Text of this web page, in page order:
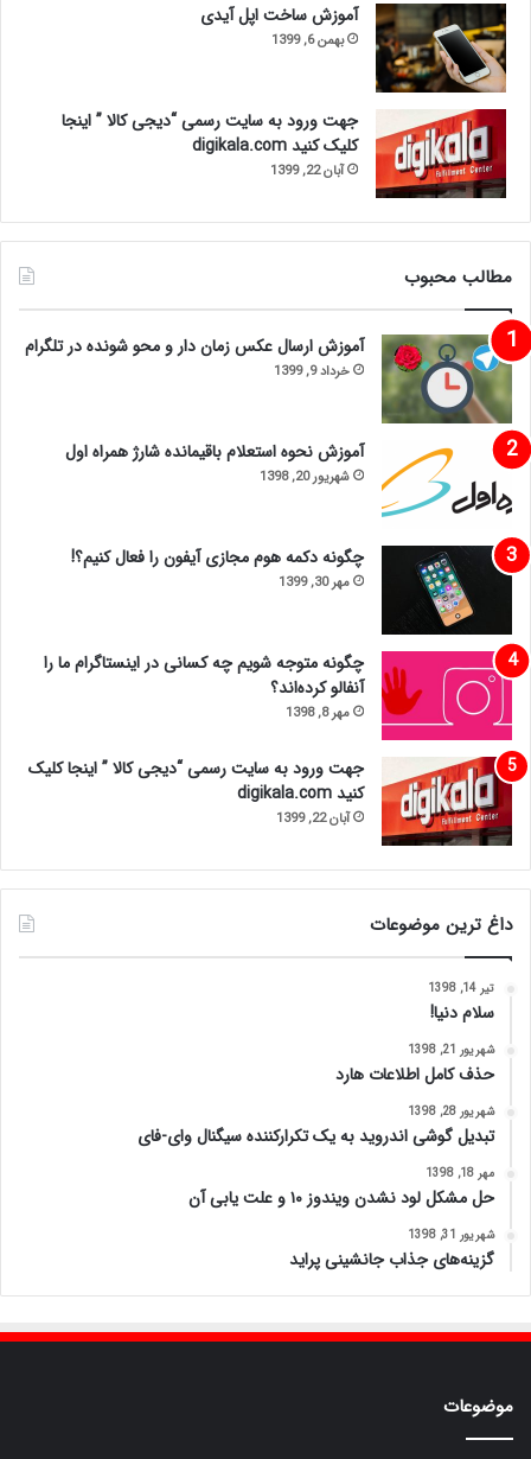
آموزش ساخت اپل آیدی
بهمن 6, 1399
جهت ورود به سایت رسمی “دیجی کالا ” اینجا
کلیک کنید digikala.com
آبان 22, 1399
مطالب محبوب
آموزش ارسال عکس زمان دار و محو شونده در تلگرام
خرداد 9, 1399
آموزش نحوه استعلام باقیمانده شارژ همراه اول
شهریور 20, 1398
چگونه دکمه هوم مجازی آیفون را فعال کنیم؟!
مهر 30, 1399
چگونه متوجه شویم چه کسانی در اینستاگرام ما را
آنفالو کرده‌اند؟
مهر 8, 1398
جهت ورود به سایت رسمی “دیجی کالا ” اینجا کلیک
کنید digikala.com
آبان 22, 1399
داغ ترین موضوعات
تیر 14, 1398
سلام دنیا!
شهریور 21, 1398
حذف کامل اطلاعات هارد
شهریور 28, 1398
تبدیل گوشی اندروید به یک تکرارکننده سیگنال وای-فای
مهر 18, 1398
حل مشکل لود نشدن ویندوز ۱۰ و علت یابی آن
شهریور 31, 1398
گزینه‌های جذاب جانشینی پراید
موضوعات